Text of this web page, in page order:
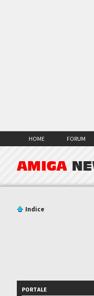
HOME FORUM
AMIGA
Indice
PORTALE